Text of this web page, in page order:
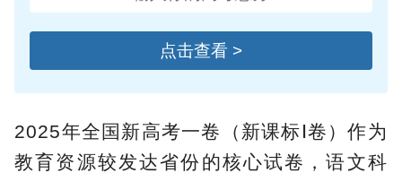
点击查看 >
2025年全国新高考一卷（新课标Ⅰ卷）作为
教育资源较发达省份的核心试卷，语文科